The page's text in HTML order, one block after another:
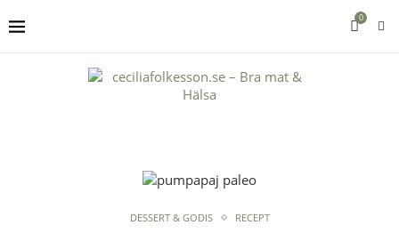
0
DESSERT & GODIS RECEPT